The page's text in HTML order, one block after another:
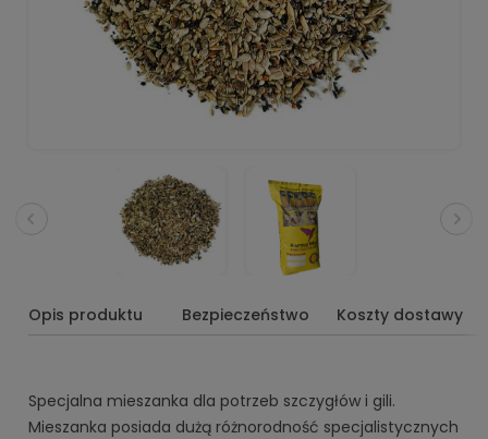
Opis produktu Bezpieczeństwo Koszty dostawy
Specjalna mieszanka dla potrzeb szczygłów i gili.
Mieszanka posiada dużą różnorodność specjalistycznych